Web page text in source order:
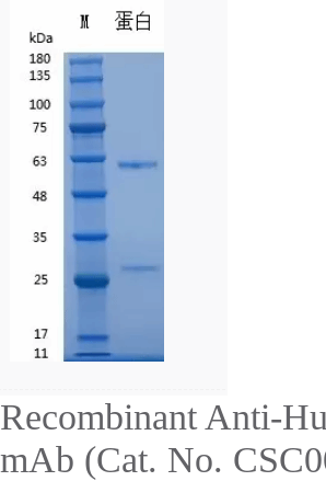
Recombinant Anti-
mAb (Cat. No.